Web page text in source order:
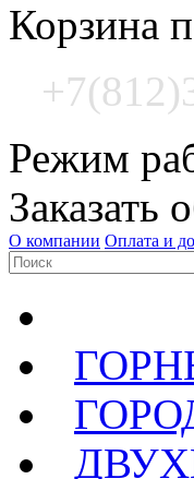
Корзина
Режим
Заказать
О компании Оплата и